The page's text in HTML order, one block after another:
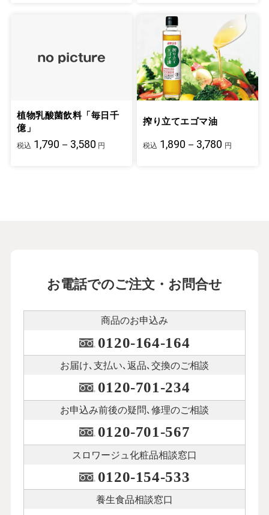
植物乳酸菌飲料「毎日千
億」
税込 1,790－3,580 円
搾り立てエゴマ油
税込 1,890－3,780 円
お電話でのご注文・お問合せ
商品のお申込み
0120-164-164
お届け､支払い､ 返品､交換のご相談
0120-701-234
お申込み前後の疑問､修理のご相談
0120-701-567
スロワージュ化粧品相談窓口
0120-154-533
養生食品相談窓口